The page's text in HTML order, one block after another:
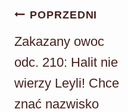
Nawigacja
wpisu
POPRZEDNI
Zakazany owoc
odc. 210: Halit nie
wierzy Leyli! Chce
znać nazwisko